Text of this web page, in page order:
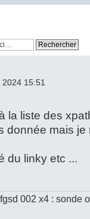
15:51
la liste des
donnée mais
du linky etc ...
002 x4 : sonde